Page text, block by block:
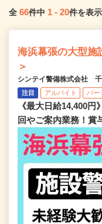
全 66件中 1 - 20件を表示
海浜幕張の大型施
＞
シンテイ警備株式会社
注目 アルバイト パー
《最大日給14,400
回やご案内業務！賞